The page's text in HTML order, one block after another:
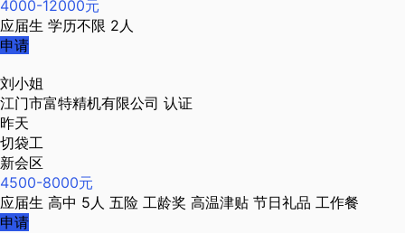
4000-12000元
应届生 学历不限 2人
申请
刘小姐
江门市富特精机有限公司 认证
昨天
切袋工
新会区
4500-8000元
应届生 高中 5人 五险 工龄奖 高温津贴 节日礼品 工作餐
申请